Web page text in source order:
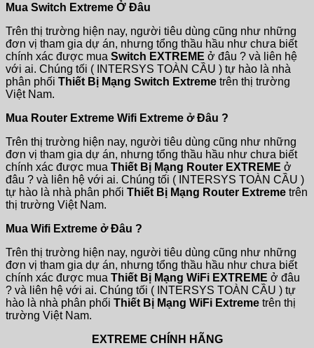
Mua Switch Extreme Ở Đâu
Trên thị trường hiện nay, người tiêu dùng cũng như những
đơn vị tham gia dự án, nhưng tổng thầu hầu như chưa biết
chính xác được mua Switch EXTREME ở đâu ? và liên hệ
với ai. Chúng tối ( INTERSYS TOÀN CẦU ) tự hào là nhà
phân phối Thiết Bị Mạng Switch Extreme trên thị trường
Việt Nam.
Mua Router Extreme Wifi Extreme ở Đâu ?
Trên thị trường hiện nay, người tiêu dùng cũng như những
đơn vị tham gia dự án, nhưng tổng thầu hầu như chưa biết
chính xác được mua Thiết Bị Mạng Router EXTREME ở
đâu ? và liên hệ với ai. Chúng tối ( INTERSYS TOÀN CẦU )
tự hào là nhà phân phối Thiết Bị Mạng Router Extreme trên
thị trường Việt Nam.
Mua Wifi Extreme ở Đâu ?
Trên thị trường hiện nay, người tiêu dùng cũng như những
đơn vị tham gia dự án, nhưng tổng thầu hầu như chưa biết
chính xác được mua Thiết Bị Mạng WiFi EXTREME ở đâu
? và liên hệ với ai. Chúng tối ( INTERSYS TOÀN CẦU ) tự
hào là nhà phân phối Thiết Bị Mạng WiFi Extreme trên thị
trường Việt Nam.
EXTREME CHÍNH HÃNG